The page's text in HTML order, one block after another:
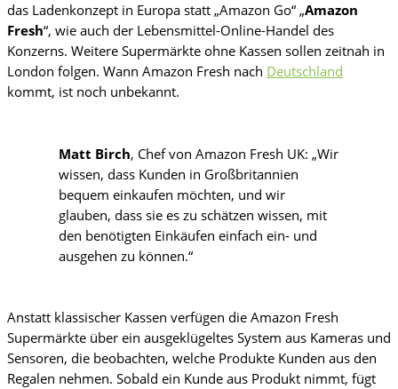
das Ladenkonzept in Europa statt „Amazon Go“ „Amazon
Fresh“, wie auch der Lebensmittel-Online-Handel des
Konzerns. Weitere Supermärkte ohne Kassen sollen zeitnah in
London folgen. Wann Amazon Fresh nach Deutschland
kommt, ist noch unbekannt.
Matt Birch, Chef von Amazon Fresh UK: „Wir
wissen, dass Kunden in Großbritannien
bequem einkaufen möchten, und wir
glauben, dass sie es zu schätzen wissen, mit
den benötigten Einkäufen einfach ein- und
ausgehen zu können.“
Anstatt klassischer Kassen verfügen die Amazon Fresh
Supermärkte über ein ausgeklügeltes System aus Kameras und
Sensoren, die beobachten, welche Produkte Kunden aus den
Regalen nehmen. Sobald ein Kunde aus Produkt nimmt, fügt